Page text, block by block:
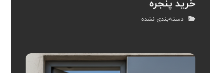
خرید پنجره
دسته‌بندی نشده